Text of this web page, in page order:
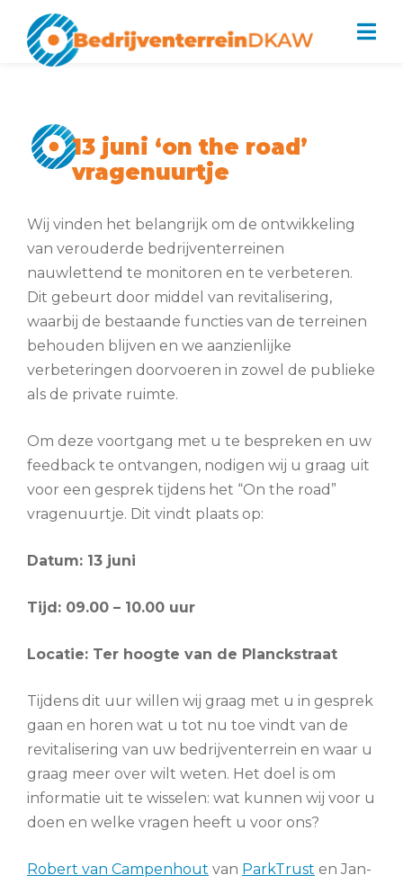
Bestuur
Ondernemersfonds Dordrecht
veilig
Beveiliging
Nieuws
Contact
13 juni ‘on the road’
vragenuurtje
Wij vinden het belangrijk om de ontwikkeling
van verouderde bedrijventerreinen
nauwlettend te monitoren en te verbeteren.
Dit gebeurt door middel van revitalisering,
waarbij de bestaande functies van de terreinen
behouden blijven en we aanzienlijke
verbeteringen doorvoeren in zowel de publieke
als de private ruimte.
Om deze voortgang met u te bespreken en uw
feedback te ontvangen, nodigen wij u graag uit
voor een gesprek tijdens het “On the road”
vragenuurtje. Dit vindt plaats op:
Datum: 13 juni
Tijd: 09.00 – 10.00 uur
Locatie: Ter hoogte van de Planckstraat
Tijdens dit uur willen wij graag met u in gesprek
gaan en horen wat u tot nu toe vindt van de
revitalisering van uw bedrijventerrein en waar u
graag meer over wilt weten. Het doel is om
informatie uit te wisselen: wat kunnen wij voor u
doen en welke vragen heeft u voor ons?
Robert van Campenhout van ParkTrust en Jan-